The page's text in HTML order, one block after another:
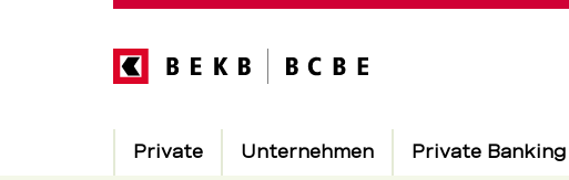
Hauptnavigation
Private Unternehmen Private Banking